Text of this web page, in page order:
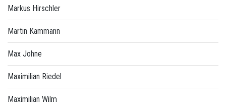
Markus Hirschler
Martin Kammann
Max Johne
Maximilian Riedel
Maximilian Wilm